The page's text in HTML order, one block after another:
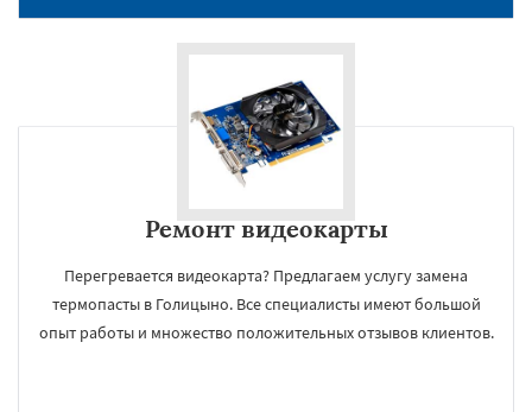
Ремонт видеокарты
Перегревается видеокарта? Предлагаем услугу замена
термопасты в Голицыно. Все специалисты имеют большой
опыт работы и множество положительных отзывов клиентов.
×